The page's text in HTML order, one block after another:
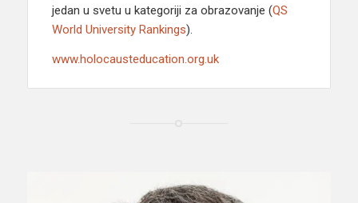
jedan u svetu u kategoriji za obrazovanje (QS
World University Rankings).
www.holocausteducation.org.uk